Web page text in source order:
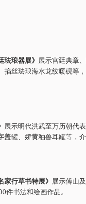
珐琅器展》 展示宫廷典章
掐丝珐琅海水龙纹暖砚等
展示明代洪武至万历朝代
罐、娇黄釉兽耳罐等，
家行草书特展》 展示傅山
件书法和绘画作品。